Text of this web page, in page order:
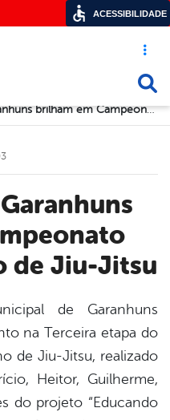
Acesso
Estudantes de Garanhuns brilham em Campeonato Pernambucano de Jiu-Jitsu
de Jiu-Jitsu
de Garanhuns
na Terceira etapa do
de Jiu-Jitsu, realizado
Heitor, Guilherme,
do projeto “Educando
ACESSIBILIDADE